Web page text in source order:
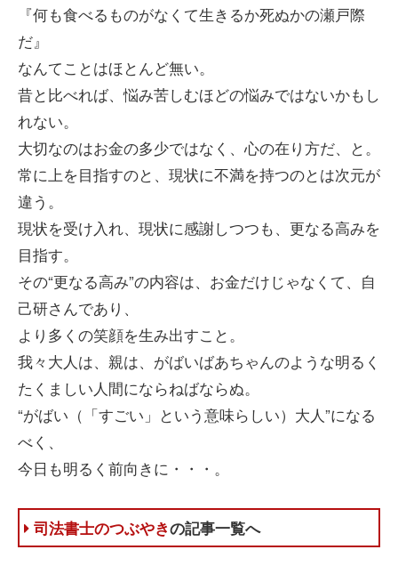
『何も食べるものがなくて生きるか死ぬかの瀬戸際
だ』
なんてことはほとんど無い。
昔と比べれば、悩み苦しむほどの悩みではないかもし
れない。
大切なのはお金の多少ではなく、心の在り方だ、と。
常に上を目指すのと、現状に不満を持つのとは次元が
違う。
現状を受け入れ、現状に感謝しつつも、更なる高みを
目指す。
その“更なる高み”の内容は、お金だけじゃなくて、自
己研さんであり、
より多くの笑顔を生み出すこと。
我々大人は、親は、がばいばあちゃんのような明るく
たくましい人間にならねばならぬ。
“がばい（「すごい」という意味らしい）大人”になる
べく、
今日も明るく前向きに・・・。
司法書士のつぶやきの記事一覧へ